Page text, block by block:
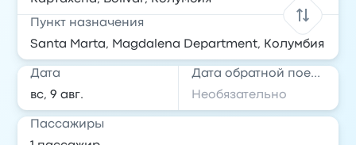
Пункт назначения
Дата Дата обратной поездки
Пассажиры